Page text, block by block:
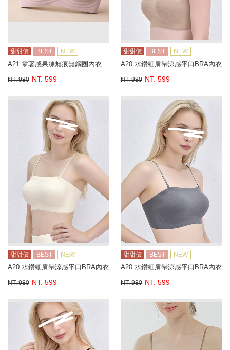
甜甜價 BEST NEW
A21.零著感果凍無痕無鋼圈內衣
NT. 980 NT. 599
甜甜價 BEST NEW
A20.水鑽細肩帶涼感平口BRA內衣
NT. 980 NT. 599
甜甜價 BEST NEW
A20.水鑽細肩帶涼感平口BRA內衣
NT. 980 NT. 599
甜甜價 BEST NEW
A20.水鑽細肩帶涼感平口BRA內衣
NT. 980 NT. 599